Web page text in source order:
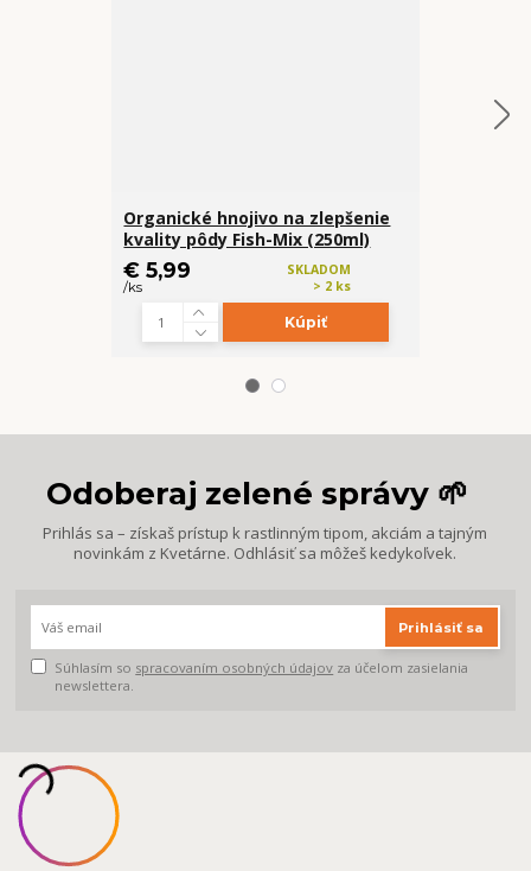
Organické hnojivo na zlepšenie
kvality pôdy Fish-Mix (250ml)
€ 5,99
/ks
SKLADOM
> 2 ks
Kúpiť
Odoberaj zelené správy 🌱
Prihlás sa – získaš prístup k rastlinným tipom, akciám a tajným
novinkám z Kvetárne. Odhlásiť sa môžeš kedykoľvek.
Prihlásiť sa
Súhlasím so spracovaním osobných údajov za účelom zasielania
newslettera.